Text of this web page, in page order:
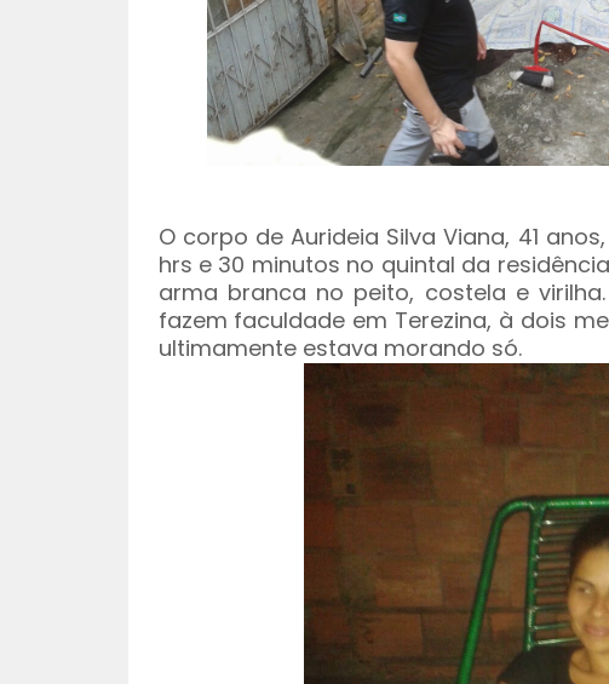
O corpo de Aurideia Silva Viana, 41
hrs e 30 minutos no quintal da
arma branca no peito, costela e
fazem faculdade em Terezina, à dois
ultimamente estava morando só.